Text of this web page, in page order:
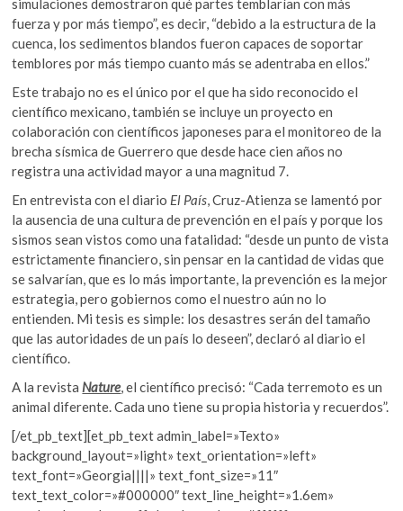
simulaciones demostraron qué partes temblarían con más
fuerza y por más tiempo”, es decir, “debido a la estructura de la
cuenca, los sedimentos blandos fueron capaces de soportar
temblores por más tiempo cuanto más se adentraba en ellos.”
Este trabajo no es el único por el que ha sido reconocido el
científico mexicano, también se incluye un proyecto en
colaboración con científicos japoneses para el monitoreo de la
brecha sísmica de Guerrero que desde hace cien años no
registra una actividad mayor a una magnitud 7.
En entrevista con el diario El País, Cruz-Atienza se lamentó por
la ausencia de una cultura de prevención en el país y porque los
sismos sean vistos como una fatalidad: “desde un punto de vista
estrictamente financiero, sin pensar en la cantidad de vidas que
se salvarían, que es lo más importante, la prevención es la mejor
estrategia, pero gobiernos como el nuestro aún no lo
entienden. Mi tesis es simple: los desastres serán del tamaño
que las autoridades de un país lo deseen”, declaró al diario el
científico.
A la revista Nature, el científico precisó: “Cada terremoto es un
animal diferente. Cada uno tiene su propia historia y recuerdos”.
[/et_pb_text][et_pb_text admin_label=»Texto»
background_layout=»light» text_orientation=»left»
text_font=»Georgia||||» text_font_size=»11″
text_text_color=»#000000″ text_line_height=»1.6em»